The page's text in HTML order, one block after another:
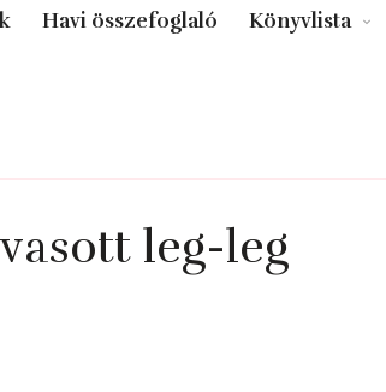
Havi összefoglaló Könyvlista
leg-leg